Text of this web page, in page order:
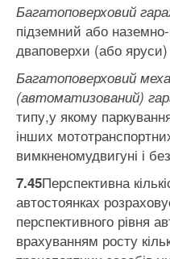
Багатоповерховий
підземний або
дваповерхи (або
Багатоповерховий
(автоматизований)
типу,у якому
інших
вимкненомудвигуні і
7.45Перспективна
автостоянках
перспективного рівня
врахуванням росту